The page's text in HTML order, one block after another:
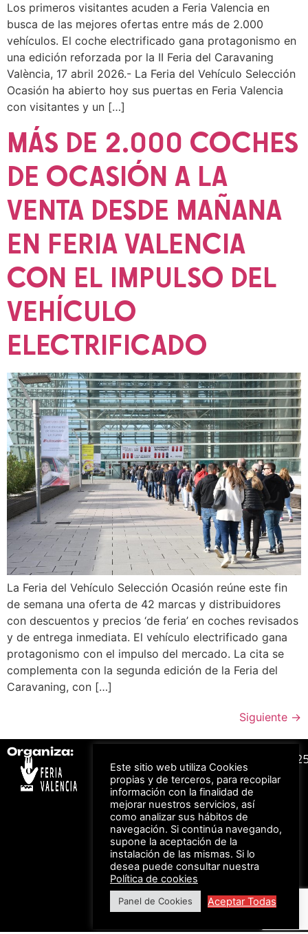
Los primeros visitantes acuden a Feria Valencia en
busca de las mejores ofertas entre más de 2.000
vehículos. El coche electrificado gana protagonismo en
una edición reforzada por la II Feria del Caravaning
València, 17 abril 2026.- La Feria del Vehículo Selección
Ocasión ha abierto hoy sus puertas en Feria Valencia
con visitantes y un […]
MÁS DE 2.000 COCHES
DE OCASIÓN A LA
VENTA DESDE MAÑANA
EN FERIA VALENCIA
CON EL IMPULSO DEL
VEHÍCULO
ELECTRIFICADO
La Feria del Vehículo Selección Ocasión reúne este fin
de semana una oferta de 42 marcas y distribuidores
con descuentos y precios ‘de feria’ en coches revisados
y de entrega inmediata. El vehículo electrificado gana
protagonismo con el impulso del mercado. La cita se
complementa con la segunda edición de la Feria del
Caravaning, con […]
Siguiente →
Organiza:
Bonos descuento para
los viajes a ferias
organizadas por Feria
Valencia al obtener tu
entrada
Descuento en tarifas
de hotel durante
ferias organizadas
por Feria Valencia
Aviso Legal –
de Privacidad
© Feria Valencia, todos
los derechos reservados
Este sitio web utiliza Cookies
propias y de terceros, para recopilar
información con la finalidad de
mejorar nuestros servicios, así
como analizar sus hábitos de
navegación. Si continúa navegando,
supone la aceptación de la
instalación de las mismas. Si lo
desea puede consultar nuestra
Política de cookies
Panel de Cookies Aceptar Todas